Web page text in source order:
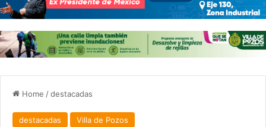
Home /destacadas
destacadas Villa de Pozos